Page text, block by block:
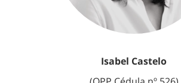
Isabel Castelo